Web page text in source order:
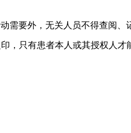
要外，无关人员不得查阅、
只有患者本人或其授权人才